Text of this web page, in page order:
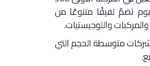
2019م. المنطقة الحرّة اليوم تضمّ لفيفًا متنوعًا من
واللوجيستيات.
متوسطة الحجم التي